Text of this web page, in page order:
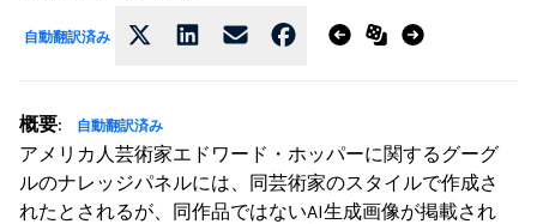
自動翻訳済み
概要: 自動翻訳済み
アメリカ人芸術家エドワード・ホッパーに関するグーグ
ルのナレッジパネルには、同芸術家のスタイルで作成さ
れたとされるが、同作品ではないAI生成画像が掲載され